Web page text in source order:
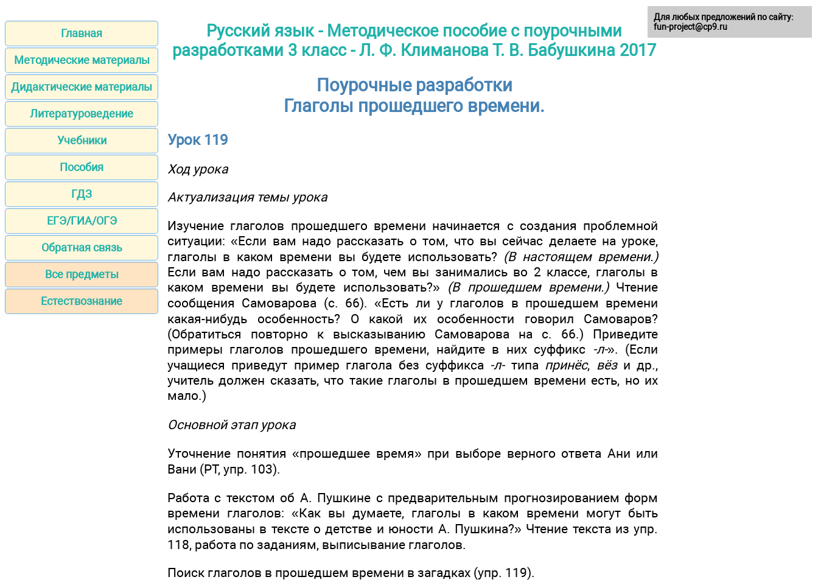
Главная
Методические материалы
Дидактические материалы
Литературоведение
Учебники
Пособия
ГДЗ
ЕГЭ/ГИА/ОГЭ
Обратная связь
Все предметы
Естествознание
Русский язык - Методическое пособие с поурочными
разработками 3 класс - Л. Ф. Климанова Т. В. Бабушкина 2017
Поурочные разработки
Глаголы прошедшего времени.
Урок 119
Ход урока
Актуализация темы урока
Изучение глаголов прошедшего времени начинается с создания проблемной
ситуации: «Если вам надо рассказать о том, что вы сейчас делаете на уроке,
глаголы в каком времени вы будете использовать? (В настоящем времени.)
Если вам надо рассказать о том, чем вы занимались во 2 классе, глаголы в
каком времени вы будете использовать?» (В прошедшем времени.)Чтение
сообщения Самоварова (с. 66). «Есть ли у глаголов в прошедшем времени
какая-нибудь особенность? О какой их особенности говорил Самоваров?
(Обратиться повторно к высказыванию Самоварова на с. 66.) Приведите
примеры глаголов прошедшего времени, найдите в них суффикс -л-». (Если
учащиеся приведут пример глагола без суффикса -л-типа принёс, вёз и др.,
учитель должен сказать, что такие глаголы в прошедшем времени есть, но их
мало.)
Основной этап урока
Уточнение понятия «прошедшее время» при выборе верного ответа Ани или
Вани (РТ, упр. 103).
Работа с текстом об А. Пушкине с предварительным прогнозированием форм
времени глаголов: «Как вы думаете, глаголы в каком времени могут быть
использованы в тексте о детстве и юности А. Пушкина?» Чтение текста из упр.
118, работа по заданиям, выписывание глаголов.
Поиск глаголов в прошедшем времени в загадках (упр. 119).
Для любых предложений по сайту:
fun-project@cp9.ru